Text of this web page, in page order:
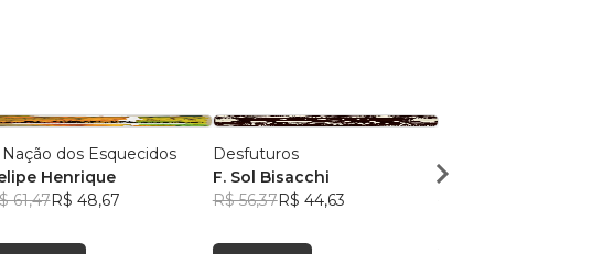
dos Esquecidos
Henrique
61,47R$ 48,67
Desfuturos
F. Sol Bisacchi
R$ 56,37R$ 44,63
Bruno Dias